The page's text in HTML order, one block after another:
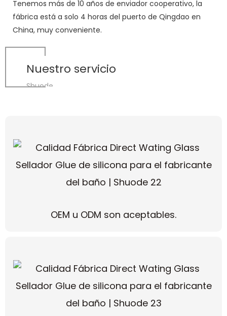
Tenemos más de 10 años de enviador cooperativo, la
fábrica está a solo 4 horas del puerto de Qingdao en
China, muy conveniente.
Nuestro servicio
Shuode
OEM u ODM son aceptables.